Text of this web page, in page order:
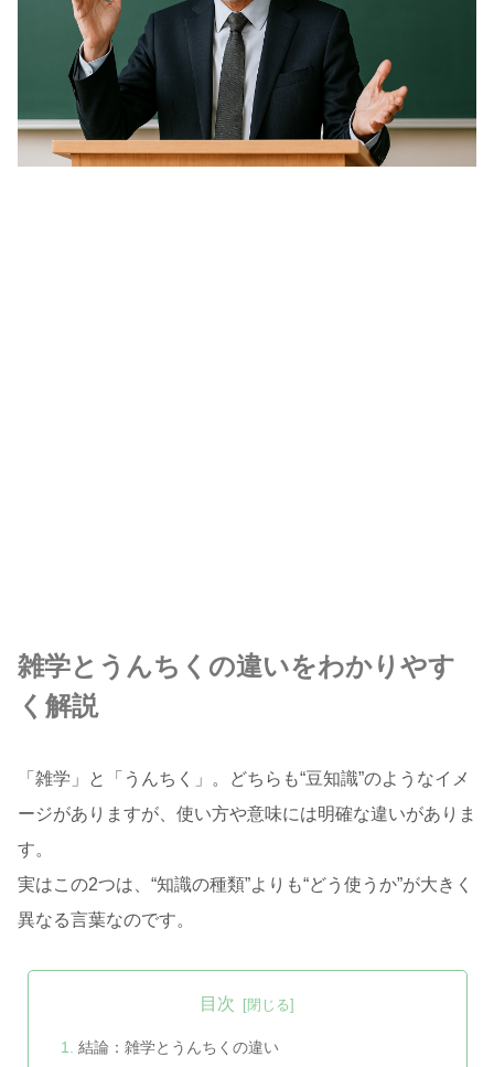
雑学とうんちくの違いをわかりやす
く解説
「雑学」と「うんちく」。どちらも“豆知識”のようなイメ
ージがありますが、使い方や意味には明確な違いがありま
す。
実はこの2つは、“知識の種類”よりも“どう使うか”が大きく
異なる言葉なのです。
目次
結論：雑学とうんちくの違い